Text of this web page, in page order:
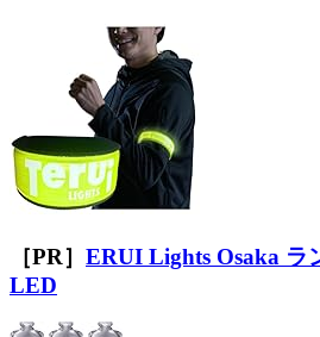
［PR］ ERUI Lights Osaka ラ
LED